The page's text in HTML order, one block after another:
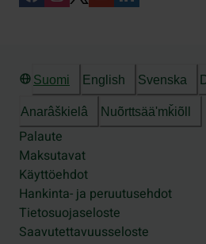
Suomi English Svenska
Anarâškielâ Nuõrttsääʹmǩiõll
Palaute
Maksutavat
Käyttöehdot
Hankinta- ja peruutusehdot
Tietosuojaseloste
Saavutettavuusseloste